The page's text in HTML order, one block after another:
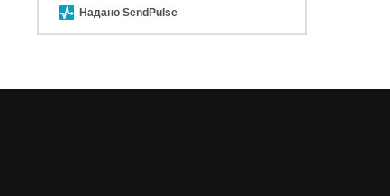
Надано SendPulse